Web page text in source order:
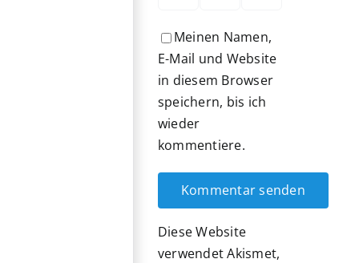
Meinen Namen,
E-Mail und Website
in diesem Browser
speichern, bis ich
wieder
kommentiere.
Diese Website
verwendet Akismet,